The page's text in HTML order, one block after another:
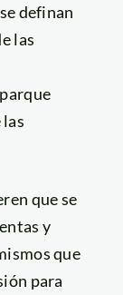
definan
las
que se
y
que
para